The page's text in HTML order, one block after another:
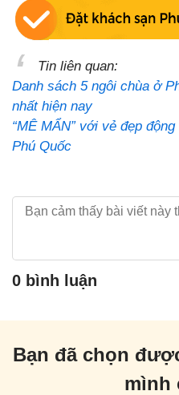
Tin liên quan:
Danh sách 5 ngôi chùa ở
nhất hiện nay
“MÊ MẨN” với vẻ đẹp
Phú Quốc
0 bình luận
Bạn đã chọn
mình